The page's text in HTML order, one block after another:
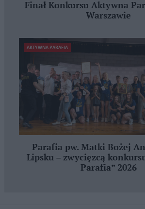
Finał Konkursu Aktywna
Warszawie
AKTYWNA PARAFIA
Parafia pw. Matki Bożej
Lipsku – zwycięzcą
Parafia” 2026